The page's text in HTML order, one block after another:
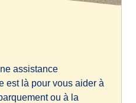
assistance
est là pour vous aider à
ou à la